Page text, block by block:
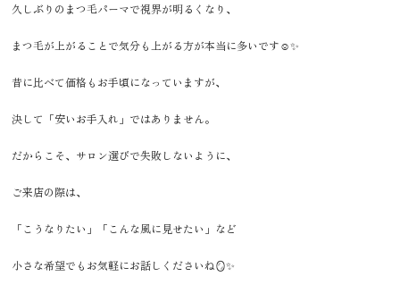
久しぶりのまつ毛パーマで視界が明るくなり、
まつ毛が上がることで気分も上がる方が本当に多いです☺️✨
昔に比べて価格もお手頃になっていますが、
決して「安いお手入れ」ではありません。
だからこそ、サロン選びで失敗しないように、
ご来店の際は、
「こうなりたい」「こんな風に見せたい」など
小さな希望でもお気軽にお話しくださいね🪞✨